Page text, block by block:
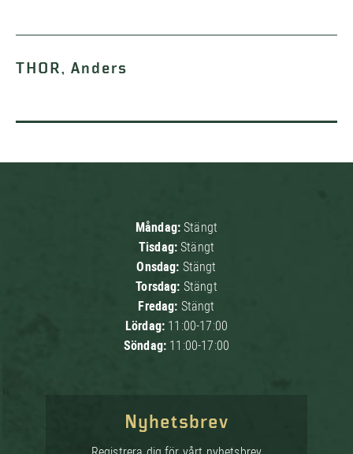
THOR, Anders
Måndag:Stängt
Tisdag:Stängt
Onsdag: Stängt
Torsdag: Stängt
Fredag: Stängt
Lördag: 11:00-17:00
Söndag: 11:00-17:00
Nyhetsbrev